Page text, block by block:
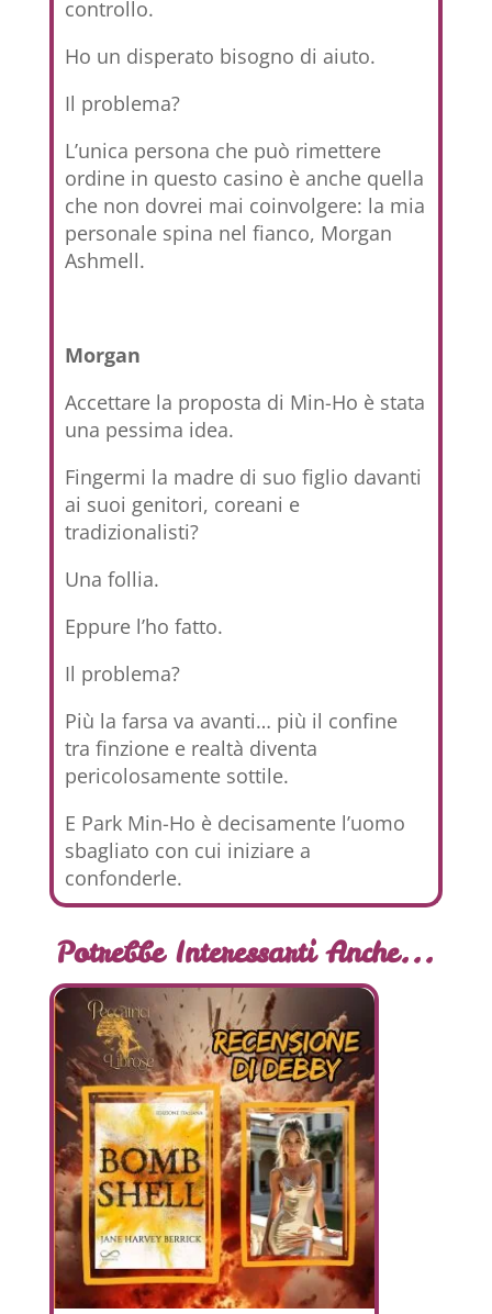
controllo.
Ho un disperato bisogno di aiuto.
Il problema?
L’unica persona che può rimettere
ordine in questo casino è anche quella
che non dovrei mai coinvolgere: la mia
personale spina nel fianco, Morgan
Ashmell.
Morgan
Accettare la proposta di Min-Ho è stata
una pessima idea.
Fingermi la madre di suo figlio davanti
ai suoi genitori, coreani e
tradizionalisti?
Una follia.
Eppure l’ho fatto.
Il problema?
Più la farsa va avanti… più il confine
tra finzione e realtà diventa
pericolosamente sottile.
E Park Min-Ho è decisamente l’uomo
sbagliato con cui iniziare a
confonderle.
Potrebbe Interessarti Anche...